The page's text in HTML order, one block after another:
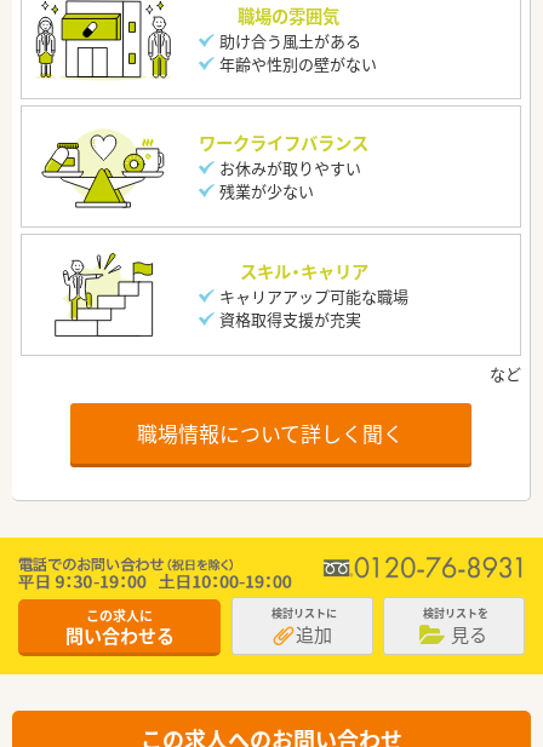
職場の雰囲気
助け合う風土がある
年齢や性別の壁がない
ワークライフバランス
お休みが取りやすい
残業が少ない
スキル・キャリア
キャリアアップ可能な職場
資格取得支援が充実
職場情報について詳しく聞く
この求人に
問い合わせる
検討リストに
追加
検討リストを
見る
この求人へのお問い合わせ